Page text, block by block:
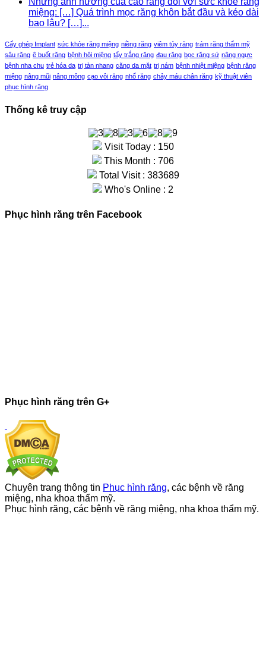
miệng: […] Quá trình mọc răng khôn bắt đầu và kéo dài
bao lâu? […]...
Cấy ghép Implant sức khỏe răng miệng niềng răng viêm tủy răng trám răng thẩm mỹ
sâu răng ê buốt răng bệnh hôi miệng tẩy trắng răng đau răng bọc răng sứ nâng ngực
bệnh nha chu trẻ hóa da trị tàn nhang căng da mặt trị nám bệnh nhiệt miệng bệnh răng
miệng nâng mũi nâng mông cạo vôi răng nhổ răng chảy máu chân răng kỹ thuật viên
phục hình răng
Thống kê truy cập
Visit Today : 150
This Month : 706
Total Visit : 383689
Who's Online : 2
Phục hình răng trên Facebook
Phục hình răng trên G+
Chuyên trang thông tin Phục hình răng, các bệnh về răng
miệng, nha khoa thẩm mỹ.
Phục hình răng, các bệnh về răng miệng, nha khoa thẩm mỹ.